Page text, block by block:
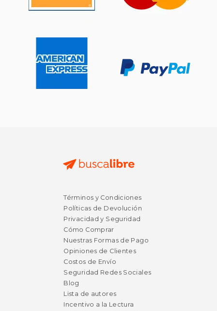
$ 124.94
Términos y Condiciones
Políticas de Devolución
Privacidad y Seguridad
Cómo Comprar
Nuestras Formas de Pago
Opiniones de Clientes
Costos de Envío
Seguridad Redes Sociales
Blog
Lista de autores
Incentivo a la Lectura